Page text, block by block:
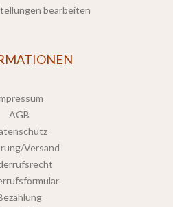
bearbeiten
AGB
Versand